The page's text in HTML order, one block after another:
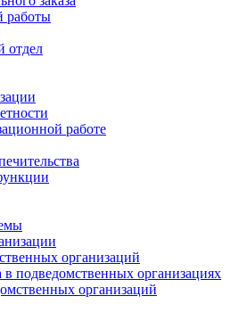
работы
отдел
работе
организаций
в подведомственных организациях
организаций